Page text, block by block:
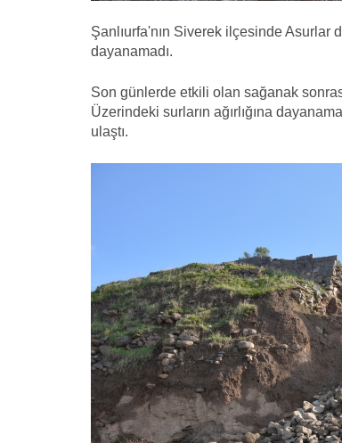
Şanlıurfa'nın Siverek ilçesinde Asurlar
dayanamadı.
Son günlerde etkili olan sağanak
Üzerindeki surların ağırlığına
ulaştı.